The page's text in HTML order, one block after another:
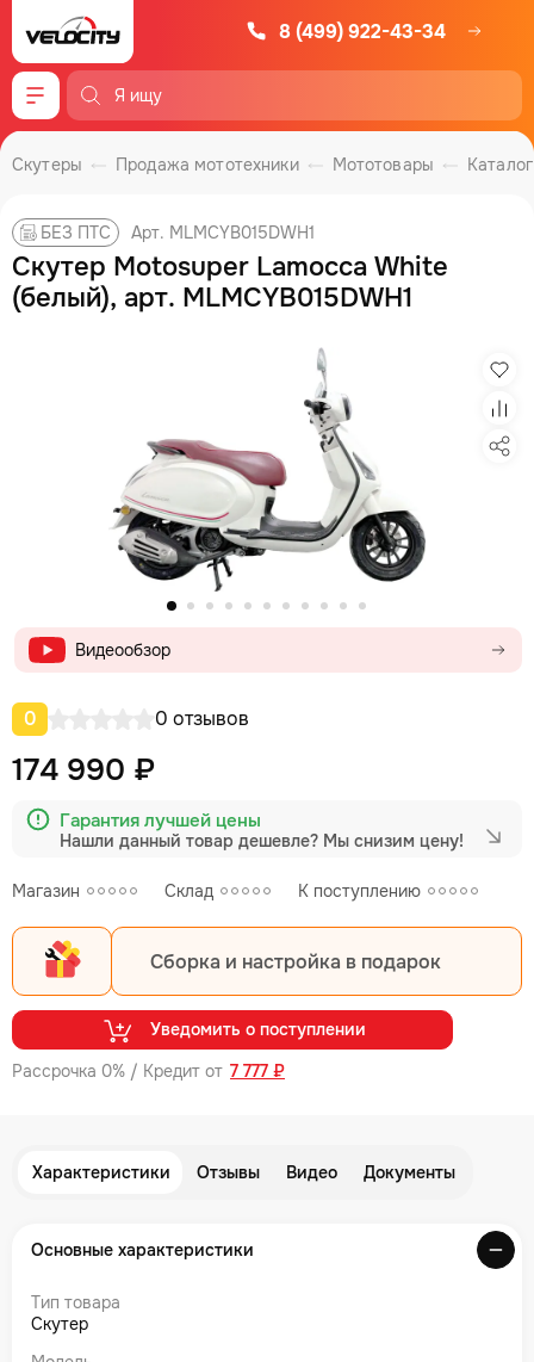
8 (499) 922-43-34
Меню
Каталог
Мототовары
Продажа мототехники
Скутеры
БЕЗ ПТС Арт. MLMCYB015DWH1
Скутер Motosuper Lamocca White
(белый), арт. MLMCYB015DWH1
Видеообзор
0 0 отзывов
Магазин Склад К поступлению
174 990 ₽
Гарантия лучшей цены
Нашли данный товар дешевле? Мы снизим цену!
Рассрочка 0% / Кредит от 7 777 ₽
Сборка и настройка в подарок
Уведомить о поступлении
Характеристики Отзывы Видео Документы
Основные характеристики
Тип товара
Скутер